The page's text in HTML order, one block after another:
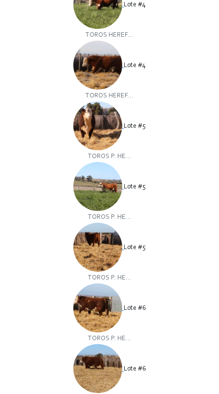
Lote #4
TOROS HEREF...
Lote #4
TOROS HEREF...
Lote #5
TOROS P. HE...
Lote #5
TOROS P. HE...
Lote #5
TOROS P. HE...
Lote #6
TOROS P. HE...
Lote #6